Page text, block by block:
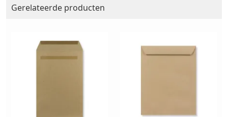
Gerelateerde producten